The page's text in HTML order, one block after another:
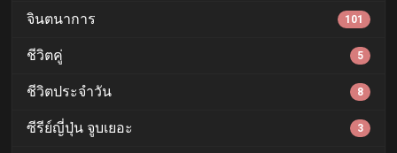
จินตนาการ 101
ชีวิตคู่ 5
ชีวิตประจำวัน 8
ซีรีย์ญี่ปุ่น จูบเยอะ 3